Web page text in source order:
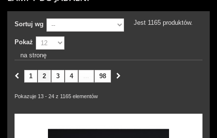
Sortuj wg
Pokaż
na stronę
Jest 1165 produktów.
1 2 3 4 98
Pokazuje 13 - 24 z 1165 elementów